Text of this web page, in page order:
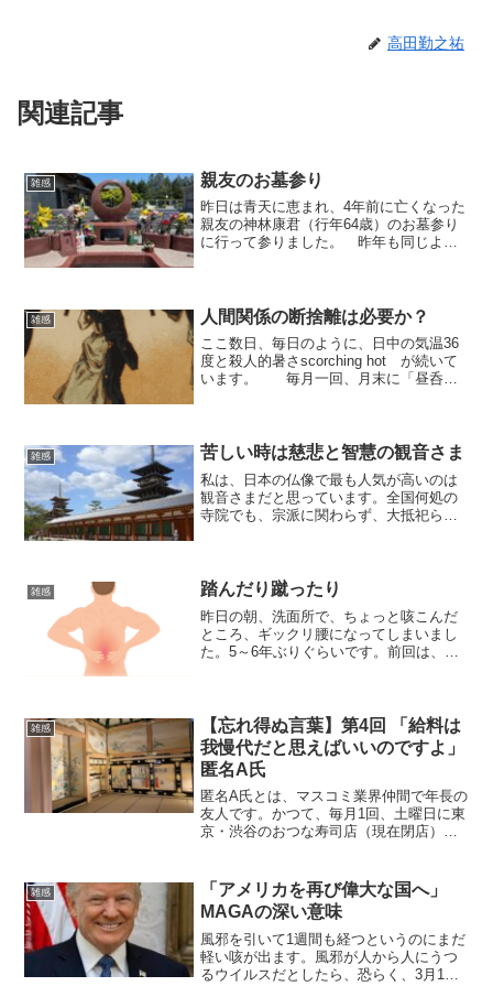
高田勤之祐
関連記事
雑感 親友のお墓参り
昨日は青天に恵まれ、4年前に亡くなった
親友の神林康君（行年64歳）のお墓参り
に行って参りました。 昨年も同じよう
いて20分ほど掛かる...
雑感 人間関係の断捨離は必要か？
ここ数日、毎日のように、日中の気温36
度と殺人的暑さscorching hot が続いて
います。 毎月一回、月末に「昼呑み
往生で...
雑感 苦しい時は慈悲と智慧の観音さま
私は、日本の仏像で最も人気が高いのは
観音さまだと思っています。全国何処の
寺院でも、宗派に関わらず、大抵祀られ
祀られている千体ものズラ...
雑感 踏んだり蹴ったり
昨日の朝、洗面所で、ちょっと咳こんだ
ところ、ギックリ腰になってしまいまし
た。5～6年ぶりぐらいです。前回は、く
むことも出来ないので、...
雑感
【忘れ得ぬ言葉】第4回 「給料は
我慢代だと思えばいいのですよ」
匿名A氏
匿名A氏とは、マスコミ業界仲間で年長の
友人です。かつて、毎月1回、土曜日に東
京・渋谷のおつな寿司店（現在閉店）の
は、同じ会社の人との交流以上に「同業
他社」との関係の方が...
雑感
「アメリカを再び偉大な国へ」
MAGAの深い意味
風邪を引いて1週間も経つというのにまだ
軽い咳が出ます。風邪が人から人にうつ
るウイルスだとしたら、恐らく、3月1日